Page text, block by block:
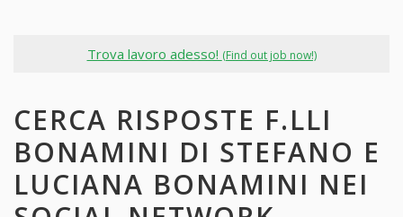
Trova lavoro adesso! (Find out job now!)
CERCA RISPOSTE F.LLI
BONAMINI DI STEFANO E
LUCIANA BONAMINI NEI